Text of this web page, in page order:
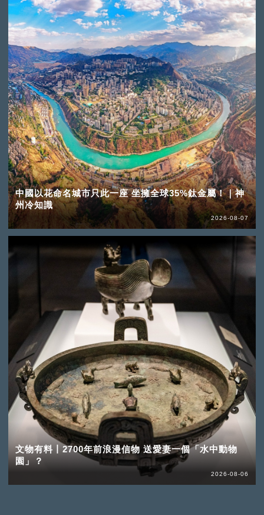
中國以花命名城市只此一座 坐擁全球35%鈦金屬！｜神
州冷知識
2026-08-07
文物有料丨2700年前浪漫信物 送愛妻一個「水中動物
園」？
2026-08-06